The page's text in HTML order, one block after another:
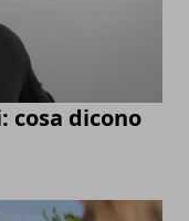
cosa dicono